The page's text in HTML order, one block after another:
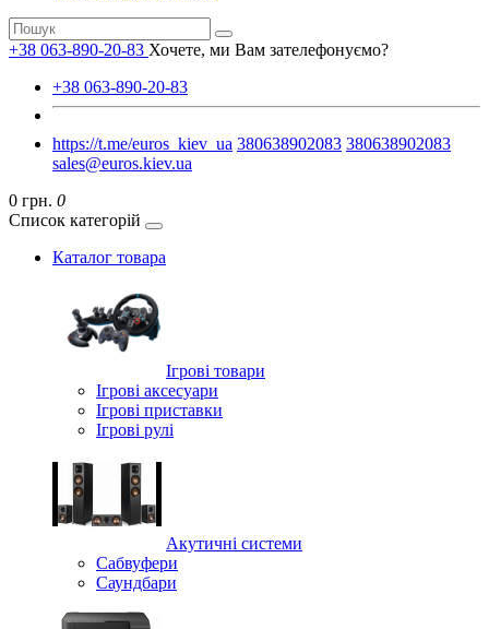
+38 063-890-20-83 Хочете, ми Вам зателефонуємо?
+38 063-890-20-83
https://t.me/euros_kiev_ua 380638902083 380638902083
sales@euros.kiev.ua
0 грн. 0
Список категорій
Каталог товара
Ігрові товари
Ігрові аксесуари
Ігрові приставки
Ігрові рулі
Акутичні системи
Сабвуфери
Саундбари